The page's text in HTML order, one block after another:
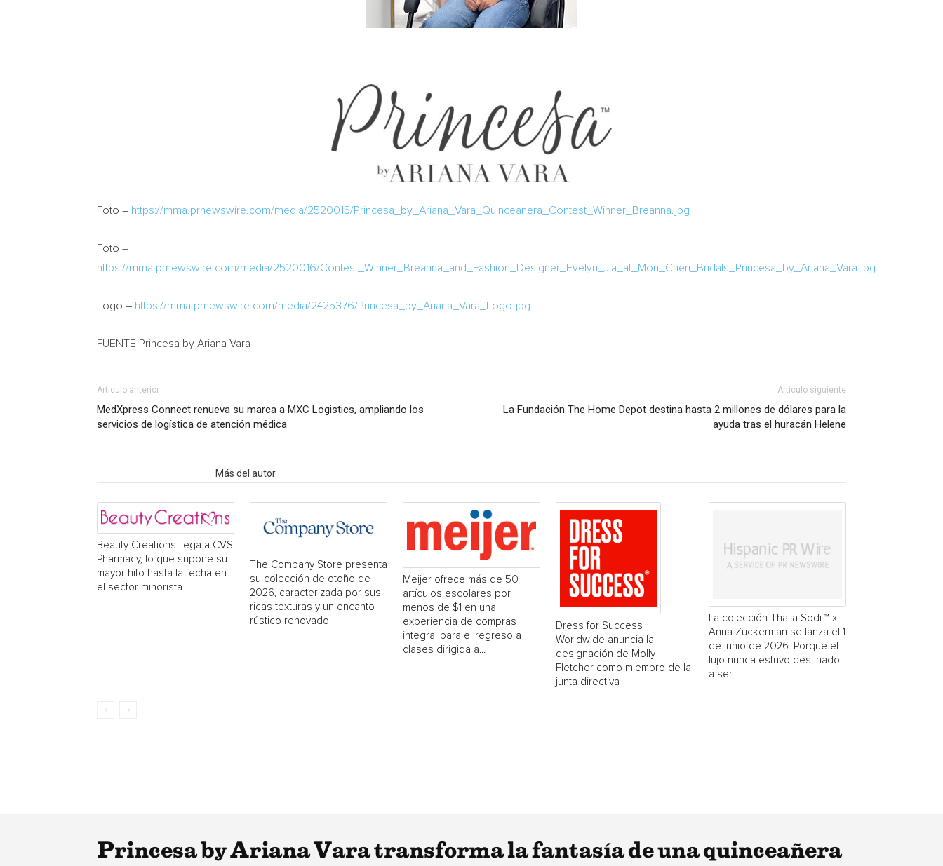
Foto – https://mma.prnewswire.com/media/2520015/Princesa_by_Ariana_Vara_Quinceanera_Contest_Winner_Breanna.jpg
Foto –
https://mma.prnewswire.com/media/2520016/Contest_Winner_Breanna_and_Fashion_Designer_Evelyn_Jia_at_Mon_Cheri_Bridals_Princesa_by_Ariana_Vara.jpg
Logo – https://mma.prnewswire.com/media/2425376/Princesa_by_Ariana_Vara_Logo.jpg
FUENTE Princesa by Ariana Vara
Artículo anterior
MedXpress Connect renueva su marca a MXC Logistics, ampliando los
servicios de logística de atención médica
Artículo siguiente
La Fundación The Home Depot destina hasta 2 millones de dólares para la
ayuda tras el huracán Helene
Más del autor
Beauty Creations llega a CVS
Pharmacy, lo que supone su
mayor hito hasta la fecha en
el sector minorista
The Company Store presenta
su colección de otoño de
2026, caracterizada por sus
ricas texturas y un encanto
rústico renovado
Meijer ofrece más de 50
artículos escolares por
menos de $1 en una
experiencia de compras
integral para el regreso a
clases dirigida a...
Dress for Success
Worldwide anuncia la
designación de Molly
Fletcher como miembro de la
junta directiva
La colección Thalia Sodi ™ x
Anna Zuckerman se lanza el 1
de junio de 2026. Porque el
lujo nunca estuvo destinado
a ser...
Princesa by Ariana Vara transforma la fantasía de una quinceañera